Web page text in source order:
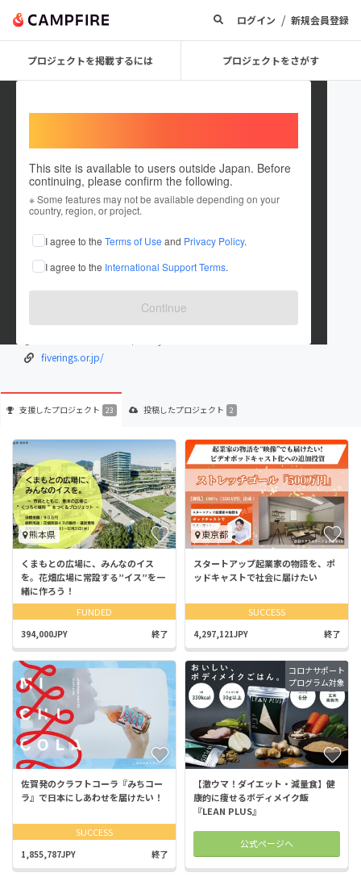
ログイン / 新規会員登録
プロジェクトを掲載するには プロジェクトをさがす
This site is available to users outside Japan. Before
continuing, please confirm the following.
※ Some features may not be available depending on your
country, region, or project.
I agree to the Terms of Use and Privacy Policy.
I agree to the International Support Terms.
Continue
椿原 ばっきー
これまでに23回支援して2件のプロジェクトを投稿しています
在住国：日本 現在地：熊本県
出身国：日本 出身地：福岡県
fiverings.or.jp/
支援したプロジェクト 23 投稿したプロジェクト 2
熊本県
くまもとの広場に、みんなのイス
を。花畑広場に常設する”イス”を一
緒に作ろう！
FUNDED
394,000JPY 終了
東京都
スタートアップ起業家の物語を、ポ
ッドキャストで社会に届けたい
SUCCESS
4,297,121JPY 終了
佐賀発のクラフトコーラ『みちコー
ラ』で日本にしあわせを届けたい！
SUCCESS
1,855,787JPY 終了
コロナサポート
プログラム対象
【激ウマ！ダイエット・減量食】健
康的に痩せるボディメイク飯
『LEAN PLUS』
公式ページへ